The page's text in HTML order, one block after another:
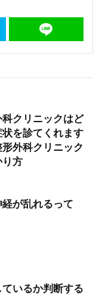
クリニックはど
状を診てくれます
外科クリニック
り方
経が乱れるって
いるか判断する